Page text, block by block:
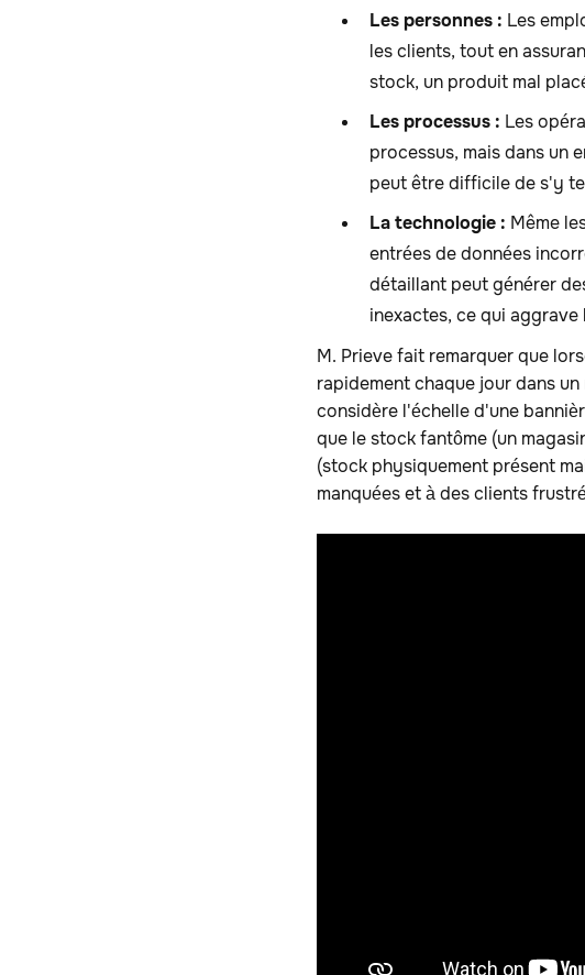
Les personnes : Les
les clients, tout en
stock, un produit mal
Les processus : Les
processus, mais dans un
peut être difficile de s'y
La technologie : Même
entrées de données
détaillant peut générer
inexactes, ce qui aggrave
M. Prieve fait remarquer que
rapidement chaque jour dans
considère l'échelle d'une
que le stock fantôme (un
(stock physiquement présent
manquées et à des clients